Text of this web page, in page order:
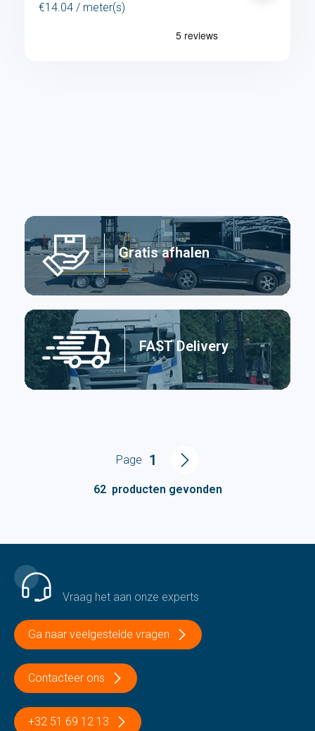
62 producten gevonden
Page 1
€14.04 / meter(s)
Gratis afhalen
FAST Delivery
Vraag het aan onze experts
Ga naar veelgestelde vragen
Contacteer ons
+32 51 69 12 13